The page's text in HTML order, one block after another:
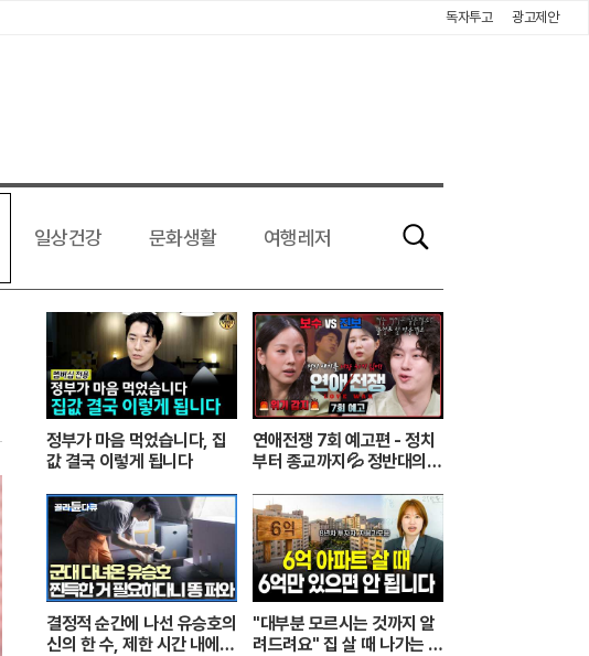
독자투고 광고제안
검
일상건강 문화생활 여행레저
정부가 마음 먹었습니다, 집
값 결국 이렇게 됩니다
연애전쟁 7회 예고편 - 정치
부터 종교까지💦 정반대의
결정적 순간에 나선 유승호의
신의 한 수, 제한 시간 내에
"대부분 모르시는 것까지 알
려드려요" 집 살 때 나가는 돈